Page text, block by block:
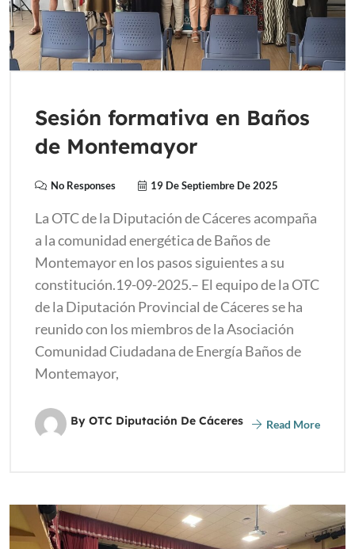
Sesión formativa en Baños
de Montemayor
No Responses 19 De Septiembre De 2025
La OTC de la Diputación de Cáceres acompaña
a la comunidad energética de Baños de
Montemayor en los pasos siguientes a su
constitución.19-09-2025.– El equipo de la OTC
de la Diputación Provincial de Cáceres se ha
reunido con los miembros de la Asociación
Comunidad Ciudadana de Energía Baños de
Montemayor,
By OTC Diputación De Cáceres Read More